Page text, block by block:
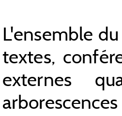
L'ensemble
textes,
externes
arborescences